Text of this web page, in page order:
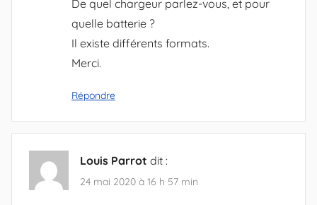
De quel chargeur parlez-vous, et pour
quelle batterie ?
Il existe différents formats.
Merci.
Répondre
Louis Parrot dit :
24 mai 2020 à 16 h 57 min